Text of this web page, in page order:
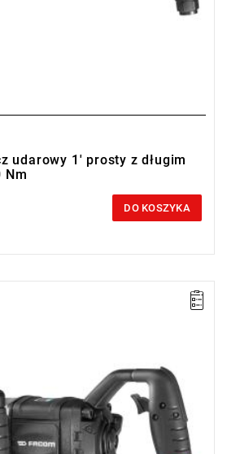
udarowy 1' prosty z długim
Nm
DO KOSZYKA
101 mm, H: 97 mm